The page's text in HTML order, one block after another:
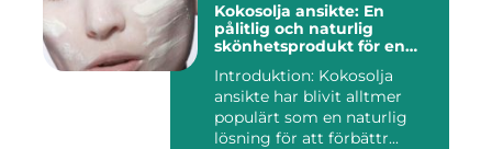
Kokosolja ansikte: En
pålitlig och naturlig
skönhetsprodukt för en
Introduktion: Kokosolja
ansikte har blivit alltmer
populärt som en naturlig
lösning för att förbättr...